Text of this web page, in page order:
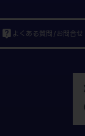
live_help よくある質問/お問合せ